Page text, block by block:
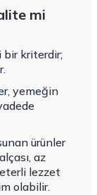
mi
bir kriterdir;
yemeğin
ürünler
az
lezzet
olabilir.